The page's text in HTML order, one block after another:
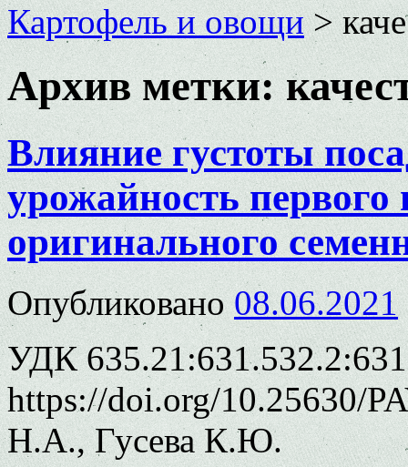
Картофель и овощи>
Архив метки:
Влияние густоты
урожайность первого
оригинального
Опубликовано 08.06.2021
УДК
https://doi.org/10.25630/
Н.А., Гусева К.Ю.